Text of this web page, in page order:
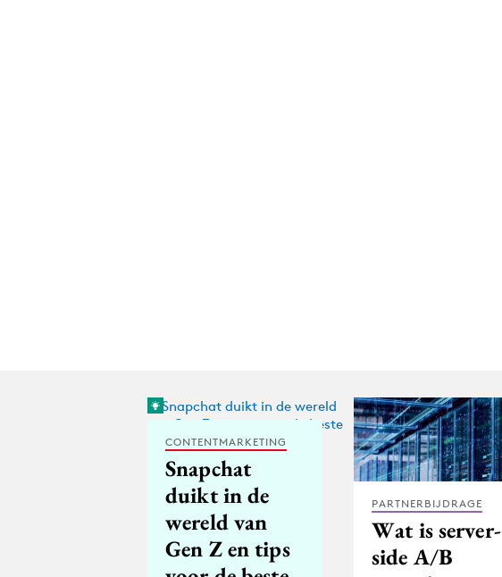
CONTENTMARKETING
Snapchat
duikt in de
wereld van
Gen Z en tips
PARTNERBIJDRAGE
Wat is server-
side A/B